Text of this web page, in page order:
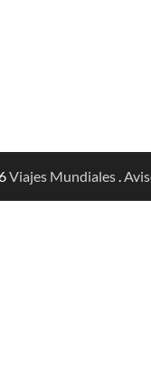
Viajes Mundiales.